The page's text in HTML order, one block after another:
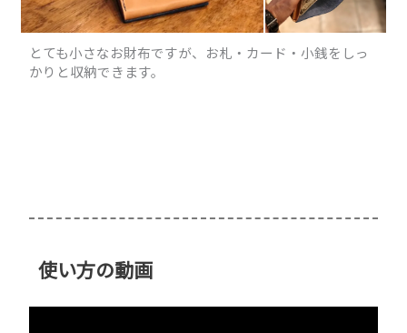
とても小さなお財布ですが、お札・カード・小銭をしっ
かりと収納できます。
使い方の動画